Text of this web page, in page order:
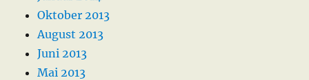
Oktober 2013
August 2013
Juni 2013
Mai 2013